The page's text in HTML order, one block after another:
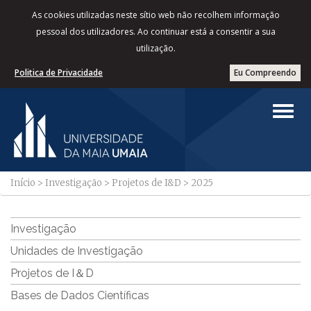
As cookies utilizadas neste sítio web não recolhem informação
pessoal dos utilizadores. Ao continuar está a consentir a sua
utilização.
Eu Compreendo
Politica de Privacidade
Início > Investigação > Projetos de I&D > 2025
Investigação
Unidades de Investigação
Projetos de I＆D
Bases de Dados Científicas